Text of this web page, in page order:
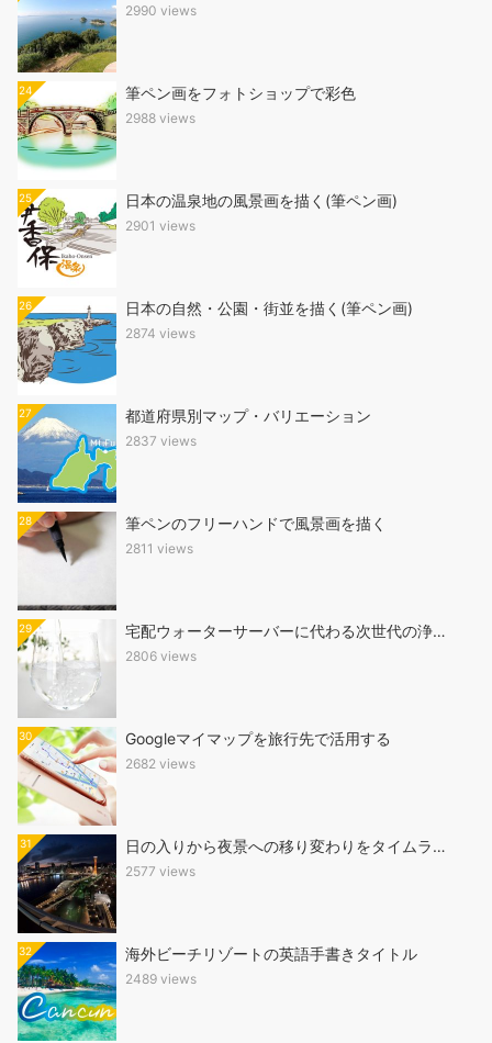
2990 views
24 筆ペン画をフォトショップで彩色
2988 views
25 日本の温泉地の風景画を描く(筆ペン画)
2901 views
26 日本の自然・公園・街並を描く(筆ペン画)
2874 views
27 都道府県別マップ・バリエーション
2837 views
28 筆ペンのフリーハンドで風景画を描く
2811 views
29 宅配ウォーターサーバーに代わる次世代の浄…
2806 views
30 Googleマイマップを旅行先で活用する
2682 views
31 日の入りから夜景への移り変わりをタイムラ…
2577 views
32 海外ビーチリゾートの英語手書きタイトル
2489 views